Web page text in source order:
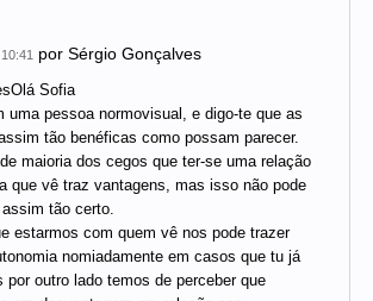
por Sérgio Gonçalves
Sofia
uma pessoa normovisual, e digo-te que as
tão benéficas como possam parecer.
maioria dos cegos que ter-se uma relação
que vê traz vantagens, mas isso não pode
tão certo.
estarmos com quem vê nos pode trazer
nomiadamente em casos que tu já
por outro lado temos de perceber que